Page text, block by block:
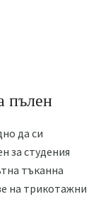
пълен
да си
за студения
тъканна
на трикотажни